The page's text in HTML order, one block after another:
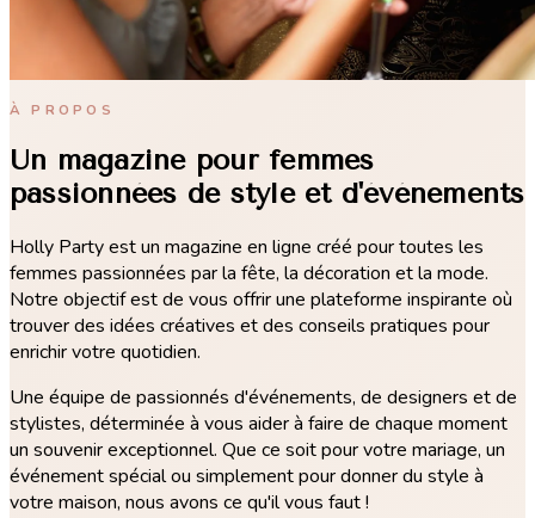
À PROPOS
Un magazine pour femmes
passionnées de style et d'événements
Holly Party est un magazine en ligne créé pour toutes les
femmes passionnées par la fête, la décoration et la mode.
Notre objectif est de vous offrir une plateforme inspirante où
trouver des idées créatives et des conseils pratiques pour
enrichir votre quotidien.
Une équipe de passionnés d'événements, de designers et de
stylistes, déterminée à vous aider à faire de chaque moment
un souvenir exceptionnel. Que ce soit pour votre mariage, un
événement spécial ou simplement pour donner du style à
votre maison, nous avons ce qu'il vous faut !